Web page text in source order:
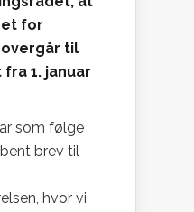
for
til
1. januar
som følge
brev til
hvor vi